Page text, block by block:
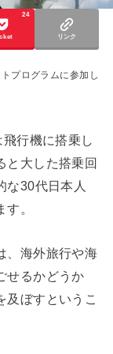
24
リンク
プログラムに参加し
行機に搭乗し
と大した搭乗回
な30代日本人
。
、海外旅行や海
せるかどうか
及ぼすというこ